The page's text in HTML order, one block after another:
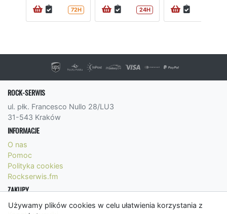
Używamy plików cookies w celu ułatwienia korzystania z
72H 24H
ROCK-SERWIS
ul. płk. Francesco Nullo 28/LU3
31-543 Kraków
INFORMACJE
O nas
Pomoc
Polityka cookies
Rockserwis.fm
ZAKUPY
Formy płatności